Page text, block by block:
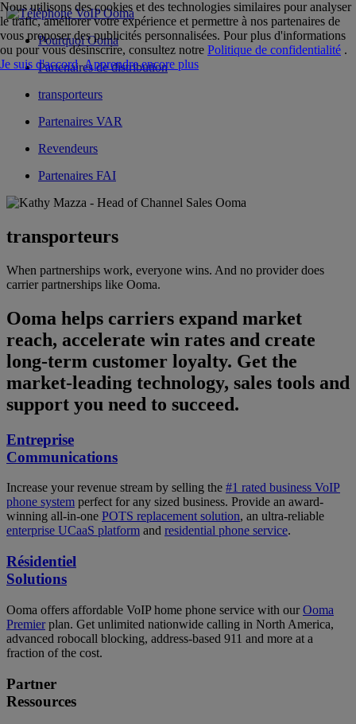
Pourquoi Ooma
Partenaires de distribution
transporteurs
Partenaires VAR
Revendeurs
Partenaires FAI
transporteurs
When partnerships work, everyone wins. And no provider does
carrier partnerships like Ooma.
Ooma helps carriers expand market
reach, accelerate win rates and create
long-term customer loyalty. Get the
market-leading technology, sales tools and
support you need to succeed.
Entreprise
Communications
Increase your revenue stream by selling the #1 rated business VoIP
phone system perfect for any sized business. Provide an award-
winning all-in-one POTS replacement solution, an ultra-reliable
enterprise UCaaS platform and residential phone service.
Résidentiel
Solutions
Ooma offers affordable VoIP home phone service with ourOoma
Premierplan. Get unlimited nationwide calling in North America,
advanced robocall blocking, address-based 911 and more at a
fraction of the cost.
Partner
Ressources
Nous utilisons des cookies et des technologies similaires pour analyser
le trafic, améliorer votre expérience et permettre à nos partenaires de
vous proposer des publicités personnalisées. Pour plus d'informations
ou pour vous désinscrire, consultez notre Politique de confidentialité .
Je suis d'accord Apprendre encore plus